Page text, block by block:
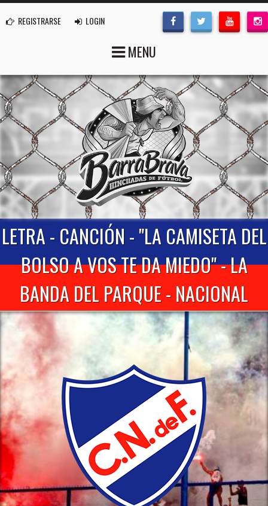
REGISTRARSE LOGIN
MENU
LETRA - CANCIÓN - "LA CAMISETA DEL
BOLSO A VOS TE DA MIEDO" - LA
BANDA DEL PARQUE - NACIONAL